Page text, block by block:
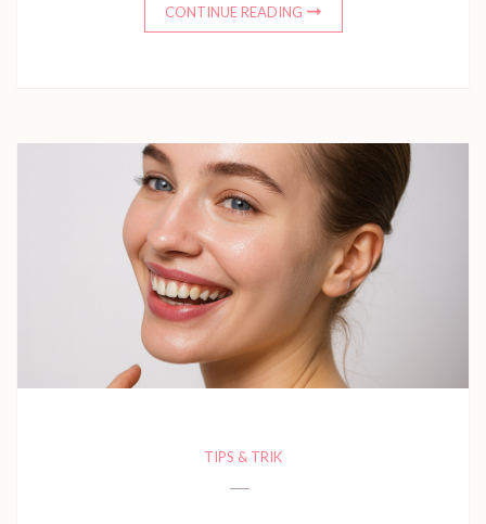
CONTINUE READING
TIPS & TRIK